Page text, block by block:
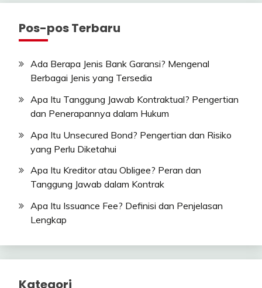
Pos-pos Terbaru
Ada Berapa Jenis Bank Garansi? Mengenal
Berbagai Jenis yang Tersedia
Apa Itu Tanggung Jawab Kontraktual? Pengertian
dan Penerapannya dalam Hukum
Apa Itu Unsecured Bond? Pengertian dan Risiko
yang Perlu Diketahui
Apa Itu Kreditor atau Obligee? Peran dan
Tanggung Jawab dalam Kontrak
Apa Itu Issuance Fee? Definisi dan Penjelasan
Lengkap
Kategori